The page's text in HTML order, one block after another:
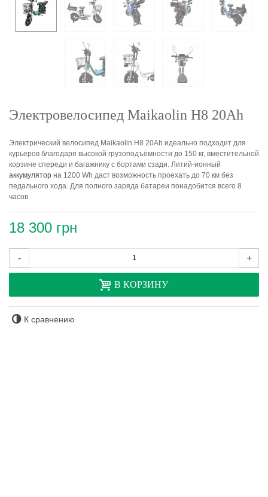
Электровелосипед Maikaolin H8 20Ah
Электрический велосипед Maikaolin H8 20Ah идеально подходит для
курьеров благодаря высокой грузоподъёмности до 150 кг, вместительной
корзине спереди и багажнику с бортами сзади. Литий-ионный
аккумулятор на 1200 Wh даст возможность проехать до 70 км без
педального хода. Для полного заряда батареи понадобится всего 8
часов.
18 300 грн
- +
В КОРЗИНУ
К сравнению